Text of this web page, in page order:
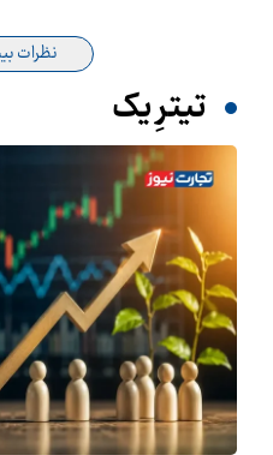
نظرات
تیترِ یک